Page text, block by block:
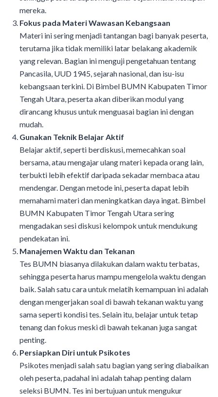
mereka.
Fokus pada Materi Wawasan Kebangsaan
Materi ini sering menjadi tantangan bagi banyak peserta,
terutama jika tidak memiliki latar belakang akademik
yang relevan. Bagian ini menguji pengetahuan tentang
Pancasila, UUD 1945, sejarah nasional, dan isu-isu
kebangsaan terkini. Di Bimbel BUMN Kabupaten Timor
Tengah Utara, peserta akan diberikan modul yang
dirancang khusus untuk menguasai bagian ini dengan
mudah.
Gunakan Teknik Belajar Aktif
Belajar aktif, seperti berdiskusi, memecahkan soal
bersama, atau mengajar ulang materi kepada orang lain,
terbukti lebih efektif daripada sekadar membaca atau
mendengar. Dengan metode ini, peserta dapat lebih
memahami materi dan meningkatkan daya ingat. Bimbel
BUMN Kabupaten Timor Tengah Utara sering
mengadakan sesi diskusi kelompok untuk mendukung
pendekatan ini.
Manajemen Waktu dan Tekanan
Tes BUMN biasanya dilakukan dalam waktu terbatas,
sehingga peserta harus mampu mengelola waktu dengan
baik. Salah satu cara untuk melatih kemampuan ini adalah
dengan mengerjakan soal di bawah tekanan waktu yang
sama seperti kondisi tes. Selain itu, belajar untuk tetap
tenang dan fokus meski di bawah tekanan juga sangat
penting.
Persiapkan Diri untuk Psikotes
Psikotes menjadi salah satu bagian yang sering diabaikan
oleh peserta, padahal ini adalah tahap penting dalam
seleksi BUMN. Tes ini bertujuan untuk mengukur